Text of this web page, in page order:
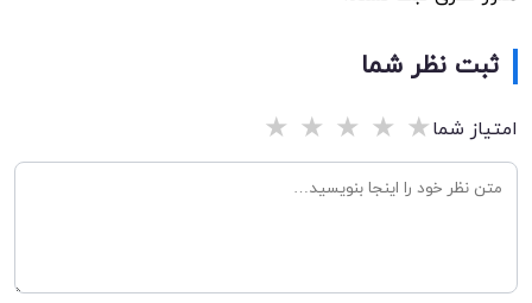
ثبت نظر شما
امتیاز شما★
★
★
★
★